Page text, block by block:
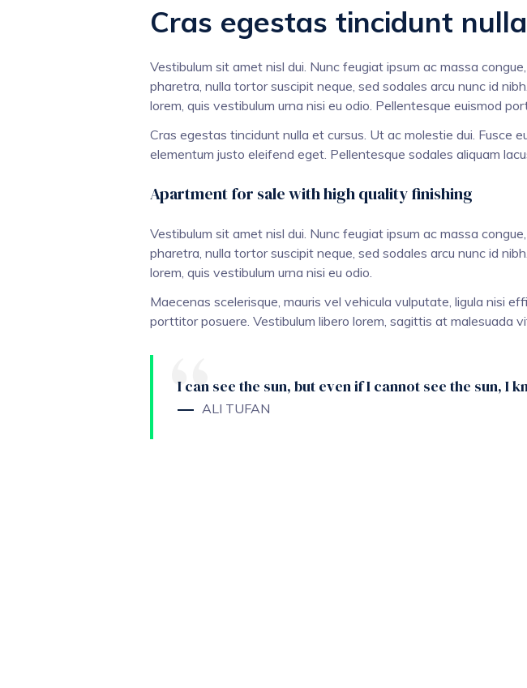
Cras egestas tincidunt
Vestibulum sit amet nisl dui. Nunc feugiat ipsum ac massa
pharetra, nulla tortor suscipit neque, sed sodales arcu nunc id
lorem, quis vestibulum urna nisi eu odio. Pellentesque euismod
Cras egestas tincidunt nulla et cursus. Ut ac molestie dui. Fusce
elementum justo eleifend eget. Pellentesque sodales aliquam
Apartment for sale with high quality finishing
Vestibulum sit amet nisl dui. Nunc feugiat ipsum ac massa
pharetra, nulla tortor suscipit neque, sed sodales arcu nunc id
lorem, quis vestibulum urna nisi eu odio.
Maecenas scelerisque, mauris vel vehicula vulputate, ligula nisi
porttitor posuere. Vestibulum libero lorem, sagittis at malesuada
I can see the sun, but even if I cannot see the sun, I
ALI TUFAN